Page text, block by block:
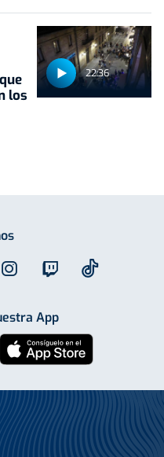
22:36
los
App